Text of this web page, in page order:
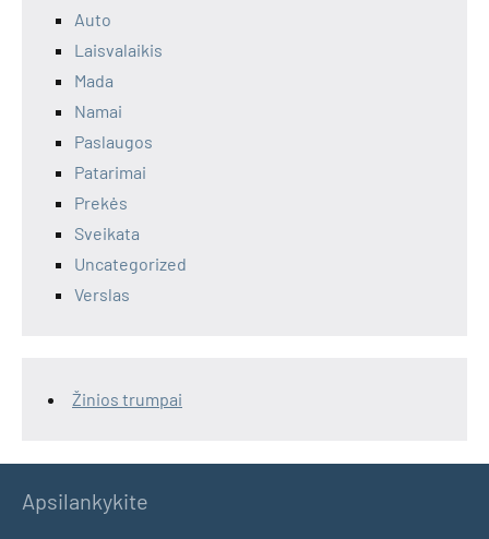
Auto
Laisvalaikis
Mada
Namai
Paslaugos
Patarimai
Prekės
Sveikata
Uncategorized
Verslas
Žinios trumpai
Apsilankykite